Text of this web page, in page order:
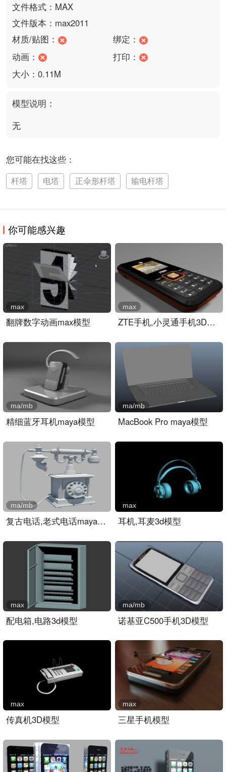
文件格式：MAX
文件版本：max2011
材质/贴图：
绑定：
动画：
打印：
大小：0.11M
模型说明：
无
您可能在找这些：
杆塔 电塔 正伞形杆塔 输电杆塔
你可能感兴趣
翻牌数字动画max模型
max
ZTE手机,小灵通手机3D模型..
max
精细蓝牙耳机maya模型
ma/mb
MacBook Pro maya模型
ma/mb
复古电话,老式电话maya模型..
ma/mb
耳机,耳麦3d模型
max
配电箱,电路3d模型
max
诺基亚C500手机3D模型
ma/mb
传真机3D模型
max
三星手机模型
max